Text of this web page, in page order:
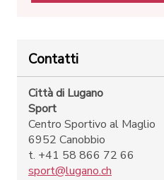
Contatti
Città di Lugano
Sport
Centro Sportivo al Maglio
6952 Canobbio
t. +41 58 866 72 66
sport@lugano.ch